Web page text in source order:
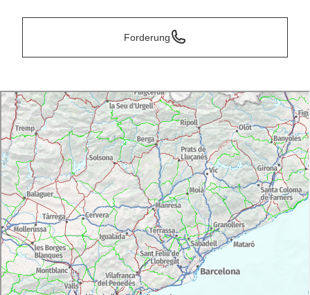
Forderung